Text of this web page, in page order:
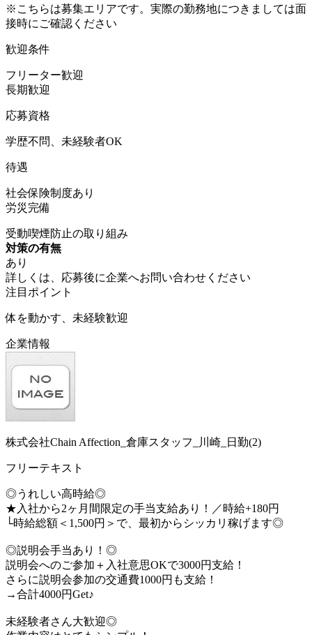
※こちらは募集エリアです。実際の勤務地につきましては面
接時にご確認ください
歓迎条件
フリーター歓迎
長期歓迎
応募資格
学歴不問、未経験者OK
待遇
社会保険制度あり
労災完備
受動喫煙防止の取り組み
対策の有無
あり
詳しくは、応募後に企業へお問い合わせください
注目ポイント
体を動かす、未経験歓迎
企業情報
株式会社Chain Affection_倉庫スタッフ_川崎_日勤(2)
フリーテキスト
◎うれしい高時給◎
★入社から2ヶ月間限定の手当支給あり！／時給+180円
└時給総額＜1,500円＞で、最初からシッカリ稼げます◎
◎説明会手当あり！◎
説明会へのご参加＋入社意思OKで3000円支給！
さらに説明会参加の交通費1000円も支給！
→合計4000円Get♪
未経験者さん大歓迎◎